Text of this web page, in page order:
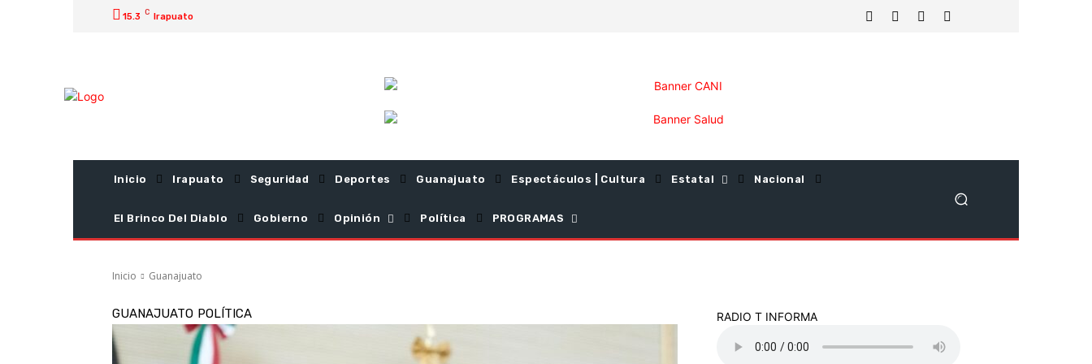
15.3 C Irapuato
Inicio Irapuato Seguridad Deportes Guanajuato Espectáculos | Cultura Estatal Nacional
El Brinco Del Diablo Gobierno Opinión Política PROGRAMAS
Inicio Guanajuato
GUANAJUATO POLÍTICA RADIO T INFORMA